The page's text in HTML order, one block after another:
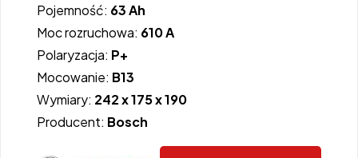
Pojemność: 63 Ah
Moc rozruchowa: 610 A
Polaryzacja: P+
Mocowanie: B13
Wymiary: 242 x 175 x 190
Producent: Bosch